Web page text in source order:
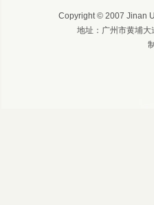
Copyright © 2007 Jinan
地址：广州市黄埔